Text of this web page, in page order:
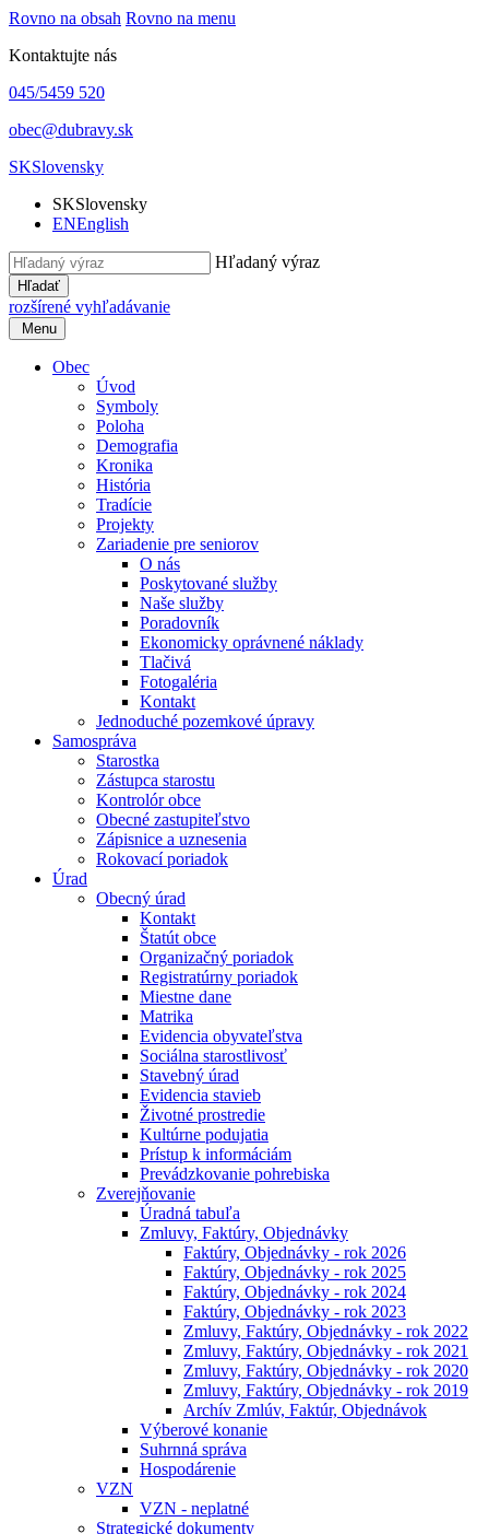
Rovno na obsah Rovno na menu
Kontaktujte nás
045/5459 520
obec@dubravy.sk
SKSlovensky
SKSlovensky
ENEnglish
Hľadaný výraz
Hľadať
rozšírené vyhľadávanie
Menu
Obec
Úvod
Symboly
Poloha
Demografia
Kronika
História
Tradície
Projekty
Zariadenie pre seniorov
O nás
Poskytované služby
Naše služby
Poradovník
Ekonomicky oprávnené náklady
Tlačivá
Fotogaléria
Kontakt
Jednoduché pozemkové úpravy
Samospráva
Starostka
Zástupca starostu
Kontrolór obce
Obecné zastupiteľstvo
Zápisnice a uznesenia
Rokovací poriadok
Úrad
Obecný úrad
Kontakt
Štatút obce
Organizačný poriadok
Registratúrny poriadok
Miestne dane
Matrika
Evidencia obyvateľstva
Sociálna starostlivosť
Stavebný úrad
Evidencia stavieb
Životné prostredie
Kultúrne podujatia
Prístup k informáciám
Prevádzkovanie pohrebiska
Zverejňovanie
Úradná tabuľa
Zmluvy, Faktúry, Objednávky
Faktúry, Objednávky - rok 2026
Faktúry, Objednávky - rok 2025
Faktúry, Objednávky - rok 2024
Faktúry, Objednávky - rok 2023
Zmluvy, Faktúry, Objednávky - rok 2022
Zmluvy, Faktúry, Objednávky - rok 2021
Zmluvy, Faktúry, Objednávky - rok 2020
Zmluvy, Faktúry, Objednávky - rok 2019
Archív Zmlúv, Faktúr, Objednávok
Výberové konanie
Suhrnná správa
Hospodárenie
VZN
VZN - neplatné
Strategické dokumenty